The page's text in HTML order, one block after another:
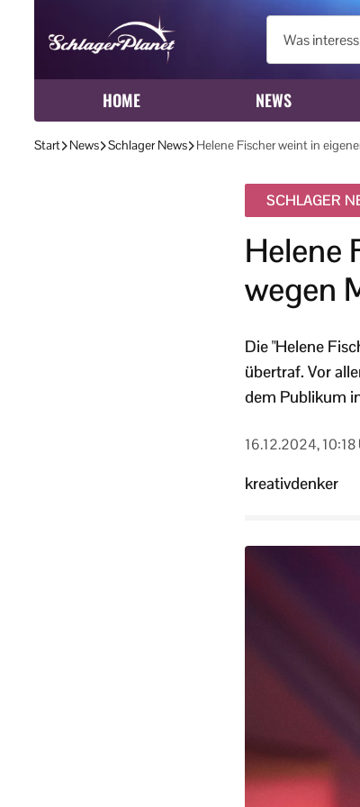
HOME NEWS
Start News Schlager News Helene Fischer weint in
SCHLAGER
Helene
wegen
Die "Helene
übertraf. Vor
dem Publikum
16.12.2024, 10:18
kreativdenker